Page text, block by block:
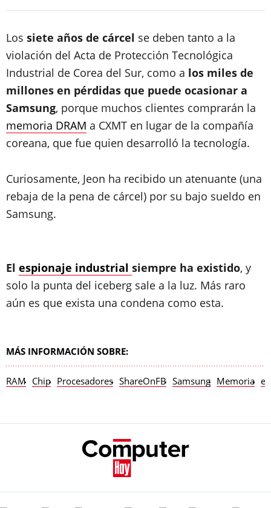
Los siete años de cárcel se deben tanto a la
violación del Acta de Protección Tecnológica
Industrial de Corea del Sur, como a los miles de
millones en pérdidas que puede ocasionar a
Samsung, porque muchos clientes comprarán la
memoria DRAM a CXMT en lugar de la compañía
coreana, que fue quien desarrolló la tecnología.
Curiosamente, Jeon ha recibido un atenuante (una
rebaja de la pena de cárcel) por su bajo sueldo en
Samsung.
El espionaje industrial siempre ha existido, y
solo la punta del iceberg sale a la luz. Más raro
aún es que exista una condena como esta.
MÁS INFORMACIÓN SOBRE:
RAM Chip Procesadores ShareOnFB Samsung Memoria